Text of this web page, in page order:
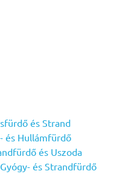
és Strand
és Hullámfürdő
és Uszoda
és Strandfürdő